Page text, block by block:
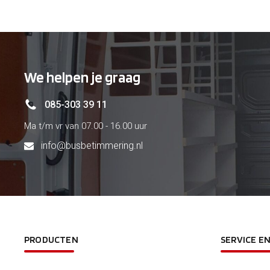
We helpen je graag
085-303 39 11
Ma t/m vr van 07.00 - 16.00 uur
info@busbetimmering.nl
PRODUCTEN SERVICE